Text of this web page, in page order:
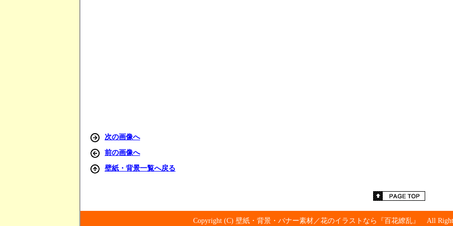
次の画像へ
前の画像へ
壁紙・背景一覧へ戻る
Copyright (C) 壁紙・背景・バナー素材／花のイラストなら『百花繚乱』 All Rights